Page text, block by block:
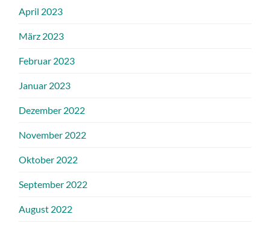
April 2023
März 2023
Februar 2023
Januar 2023
Dezember 2022
November 2022
Oktober 2022
September 2022
August 2022